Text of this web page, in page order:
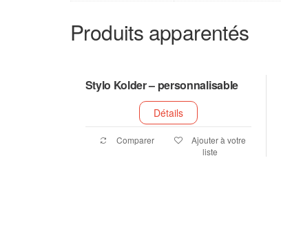
Produits apparentés
Stylo Kolder – personnalisable
Détails
Comparer
Ajouter à votre
liste